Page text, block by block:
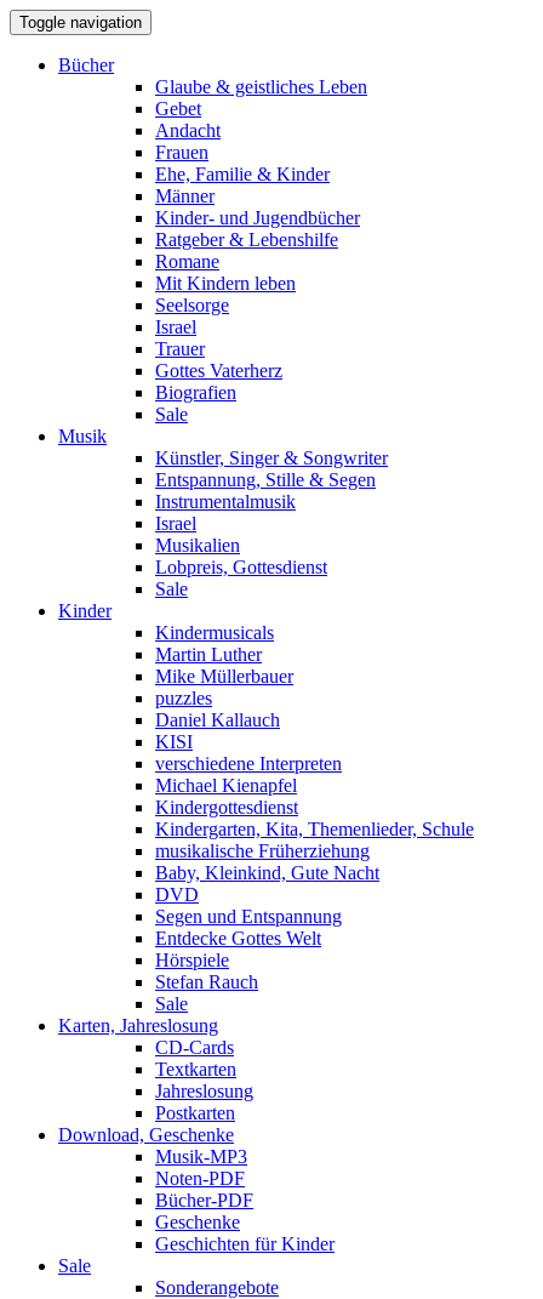
Toggle navigation
Bücher
Glaube & geistliches Leben
Gebet
Andacht
Frauen
Ehe, Familie & Kinder
Männer
Kinder- und Jugendbücher
Ratgeber & Lebenshilfe
Romane
Mit Kindern leben
Seelsorge
Israel
Trauer
Gottes Vaterherz
Biografien
Sale
Musik
Künstler, Singer & Songwriter
Entspannung, Stille & Segen
Instrumentalmusik
Israel
Musikalien
Lobpreis, Gottesdienst
Sale
Kinder
Kindermusicals
Martin Luther
Mike Müllerbauer
puzzles
Daniel Kallauch
KISI
verschiedene Interpreten
Michael Kienapfel
Kindergottesdienst
Kindergarten, Kita, Themenlieder, Schule
musikalische Früherziehung
Baby, Kleinkind, Gute Nacht
DVD
Segen und Entspannung
Entdecke Gottes Welt
Hörspiele
Stefan Rauch
Sale
Karten, Jahreslosung
CD-Cards
Textkarten
Jahreslosung
Postkarten
Download, Geschenke
Musik-MP3
Noten-PDF
Bücher-PDF
Geschenke
Geschichten für Kinder
Sale
Sonderangebote